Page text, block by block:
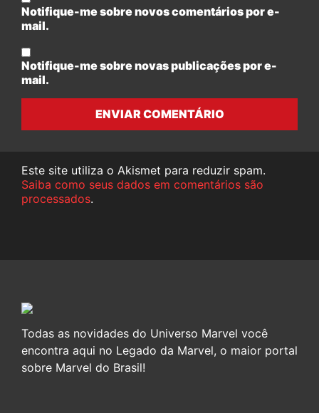
Notifique-me sobre novos comentários por e-
mail.
Notifique-me sobre novas publicações por e-
mail.
ENVIAR COMENTÁRIO
Este site utiliza o Akismet para reduzir spam.
Saiba como seus dados em comentários são
processados.
Todas as novidades do Universo Marvel você
encontra aqui no Legado da Marvel, o maior portal
sobre Marvel do Brasil!